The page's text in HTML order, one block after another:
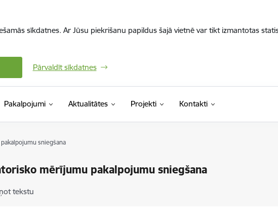
sīkdatnes. Ar Jūsu piekrišanu papildus šajā vietnē var tikt izmantotas
Pārvaldīt sīkdatnes
Pakalpojumi Aktualitātes Projekti Kontakti
sniegšana
mērījumu pakalpojumu sniegšana
tekstu